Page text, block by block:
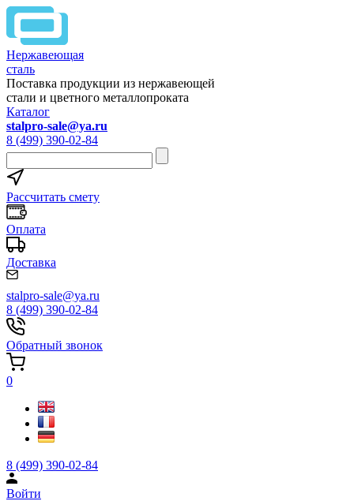
Нержавеющая
сталь
Поставка продукции из нержавеющей
стали и цветного металлопроката
Каталог
stalpro-sale@ya.ru
8 (499) 390-02-84
Рассчитать смету
Оплата
Доставка
stalpro-sale@ya.ru
8 (499) 390-02-84
Обратный звонок
0
8 (499) 390-02-84
Войти